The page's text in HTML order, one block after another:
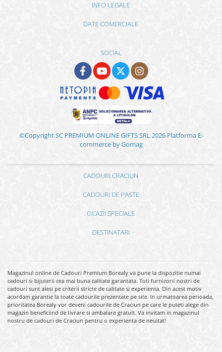
INFO LEGALE
DATE COMERCIALE
SOCIAL
©Copyright SC PREMIUM ONLINE GIFTS SRL 2026 Platforma E-
commerce by Gomag
CADOURI CRACIUN
CADOURI DE PASTE
OCAZII SPECIALE
DESTINATARI
Magazinul online de Cadouri Premium Borealy va pune la dispozitie numai
cadouri si bijuterii cea mai buna calitate garantata. Toti furnizorii nostri de
cadouri sunt alesi pe criterii stricte de calitate si experienta. Din acest motiv
acordam garantie la toate cadourile prezentate pe site. In urmatoarea perioada,
prioritatea Borealy vor deveni cadourile de Craciun pe care le puteti alege din
magazin beneficiind de livrare si ambalare gratuit. Va invitam in magazinul
nostru de cadouri de Craciun pentru o experienta de neuitat!